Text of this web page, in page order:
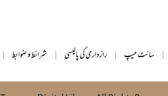
| شرائط و ضوابط | رازداری کی پالیسی | سائٹ میپ |